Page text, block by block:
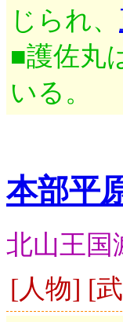
じられ、
■護佐丸
いる。
本部平
北山王国
[人物] [